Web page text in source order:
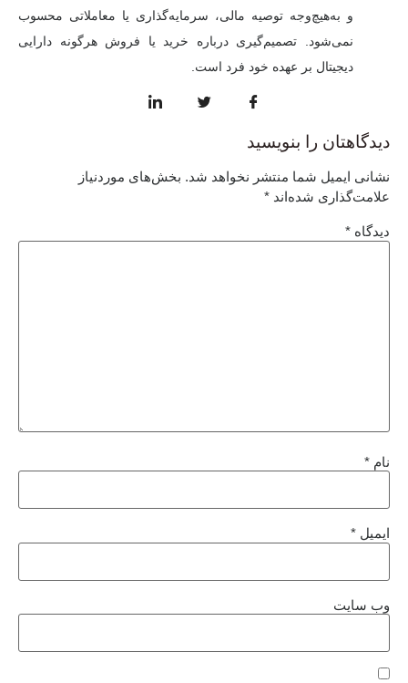
و به‌هیچ‌وجه توصیه مالی، سرمایه‌گذاری یا معاملاتی محسوب
نمی‌شود. تصمیم‌گیری درباره خرید یا فروش هرگونه دارایی
دیجیتال بر عهده خود فرد است.
دیدگاهتان را بنویسید
نشانی ایمیل شما منتشر نخواهد شد. بخش‌های موردنیاز
علامت‌گذاری شده‌اند *
دیدگاه *
نام *
ایمیل *
وب‌ سایت